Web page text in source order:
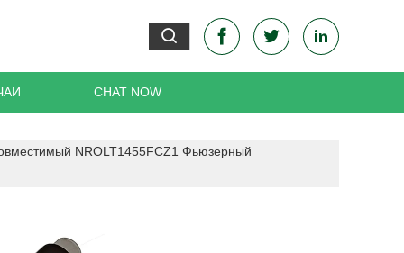
CHAT NOW
NROLT1455FCZ1 Фьюзерный